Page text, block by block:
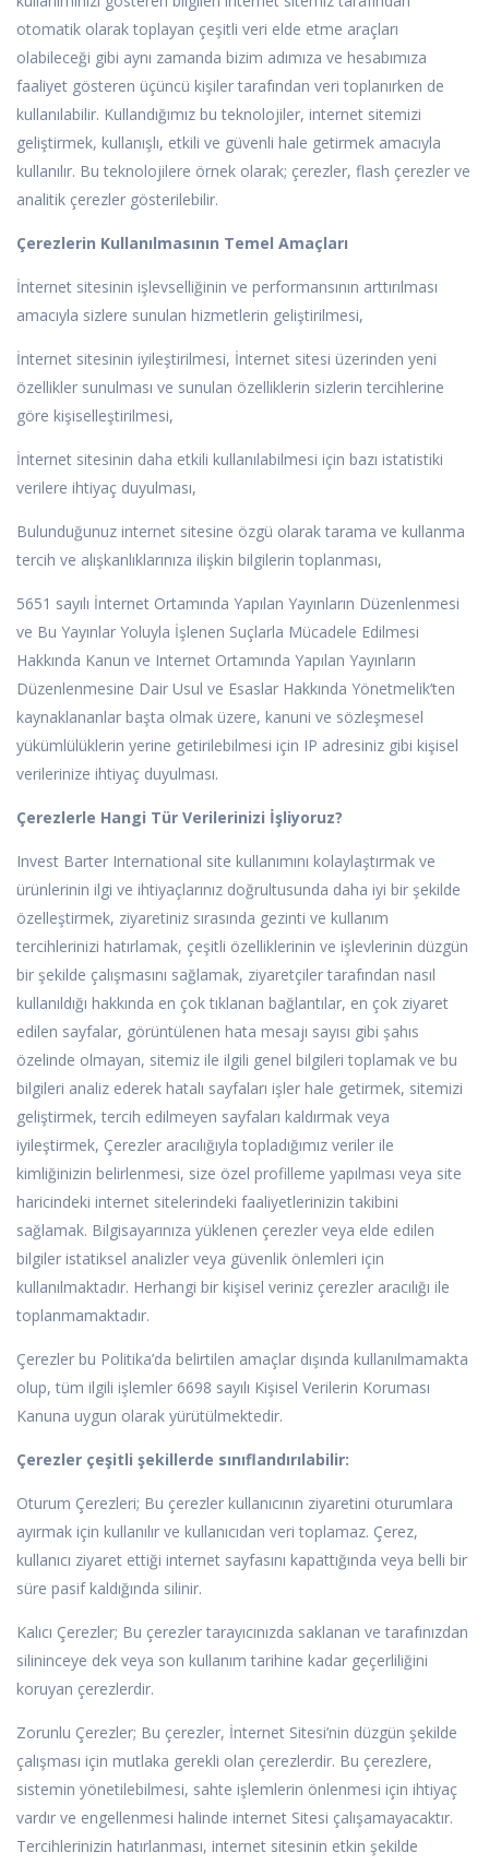
otomatik olarak toplayan çeşitli veri elde etme araçları
olabileceği gibi aynı zamanda bizim adımıza ve hesabımıza
faaliyet gösteren üçüncü kişiler tarafından veri toplanırken de
kullanılabilir. Kullandığımız bu teknolojiler, internet sitemizi
geliştirmek, kullanışlı, etkili ve güvenli hale getirmek amacıyla
kullanılır. Bu teknolojilere örnek olarak; çerezler, flash çerezler ve
analitik çerezler gösterilebilir.
Çerezlerin Kullanılmasının Temel Amaçları
İnternet sitesinin işlevselliğinin ve performansının arttırılması
amacıyla sizlere sunulan hizmetlerin geliştirilmesi,
İnternet sitesinin iyileştirilmesi, İnternet sitesi üzerinden yeni
özellikler sunulması ve sunulan özelliklerin sizlerin tercihlerine
göre kişiselleştirilmesi,
İnternet sitesinin daha etkili kullanılabilmesi için bazı istatistiki
verilere ihtiyaç duyulması,
Bulunduğunuz internet sitesine özgü olarak tarama ve kullanma
tercih ve alışkanlıklarınıza ilişkin bilgilerin toplanması,
5651 sayılı İnternet Ortamında Yapılan Yayınların Düzenlenmesi
ve Bu Yayınlar Yoluyla İşlenen Suçlarla Mücadele Edilmesi
Hakkında Kanun ve Internet Ortamında Yapılan Yayınların
Düzenlenmesine Dair Usul ve Esaslar Hakkında Yönetmelik’ten
kaynaklananlar başta olmak üzere, kanuni ve sözleşmesel
yükümlülüklerin yerine getirilebilmesi için IP adresiniz gibi kişisel
verilerinize ihtiyaç duyulması.
Çerezlerle Hangi Tür Verilerinizi İşliyoruz?
Invest Barter International site kullanımını kolaylaştırmak ve
ürünlerinin ilgi ve ihtiyaçlarınız doğrultusunda daha iyi bir şekilde
özelleştirmek, ziyaretiniz sırasında gezinti ve kullanım
tercihlerinizi hatırlamak, çeşitli özelliklerinin ve işlevlerinin düzgün
bir şekilde çalışmasını sağlamak, ziyaretçiler tarafından nasıl
kullanıldığı hakkında en çok tıklanan bağlantılar, en çok ziyaret
edilen sayfalar, görüntülenen hata mesajı sayısı gibi şahıs
özelinde olmayan, sitemiz ile ilgili genel bilgileri toplamak ve bu
bilgileri analiz ederek hatalı sayfaları işler hale getirmek, sitemizi
geliştirmek, tercih edilmeyen sayfaları kaldırmak veya
iyileştirmek, Çerezler aracılığıyla topladığımız veriler ile
kimliğinizin belirlenmesi, size özel profilleme yapılması veya site
haricindeki internet sitelerindeki faaliyetlerinizin takibini
sağlamak. Bilgisayarınıza yüklenen çerezler veya elde edilen
bilgiler istatiksel analizler veya güvenlik önlemleri için
kullanılmaktadır. Herhangi bir kişisel veriniz çerezler aracılığı ile
toplanmamaktadır.
Çerezler bu Politika’da belirtilen amaçlar dışında kullanılmamakta
olup, tüm ilgili işlemler 6698 sayılı Kişisel Verilerin Koruması
Kanuna uygun olarak yürütülmektedir.
Çerezler çeşitli şekillerde sınıflandırılabilir:
Oturum Çerezleri; Bu çerezler kullanıcının ziyaretini oturumlara
ayırmak için kullanılır ve kullanıcıdan veri toplamaz. Çerez,
kullanıcı ziyaret ettiği internet sayfasını kapattığında veya belli bir
süre pasif kaldığında silinir.
Kalıcı Çerezler; Bu çerezler tarayıcınızda saklanan ve tarafınızdan
silininceye dek veya son kullanım tarihine kadar geçerliliğini
koruyan çerezlerdir.
Zorunlu Çerezler; Bu çerezler, İnternet Sitesi’nin düzgün şekilde
çalışması için mutlaka gerekli olan çerezlerdir. Bu çerezlere,
sistemin yönetilebilmesi, sahte işlemlerin önlenmesi için ihtiyaç
vardır ve engellenmesi halinde internet Sitesi çalışamayacaktır.
Tercihlerinizin hatırlanması, internet sitesinin etkin şekilde